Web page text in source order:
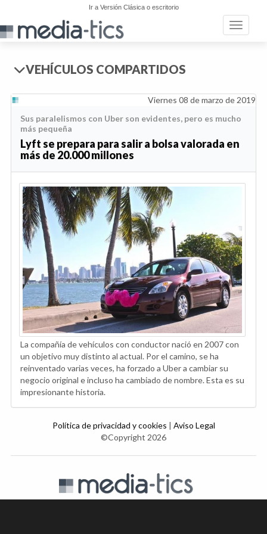
Ir a Versión Clásica o escritorio
Toggle
VEHÍCULOS COMPARTIDOS
Viernes 08 de marzo de 2019
Sus paralelismos con Uber son evidentes, pero es mucho
más pequeña
Lyft se prepara para salir a bolsa valorada en
más de 20.000 millones
La compañía de vehículos con conductor nació en 2007 con
un objetivo muy distinto al actual. Por el camino, se ha
reinventado varias veces, ha forzado a Uber a cambiar su
negocio original e incluso ha cambiado de nombre. Esta es su
impresionante historia.
Política de privacidad y cookies | Aviso Legal
©Copyright 2026